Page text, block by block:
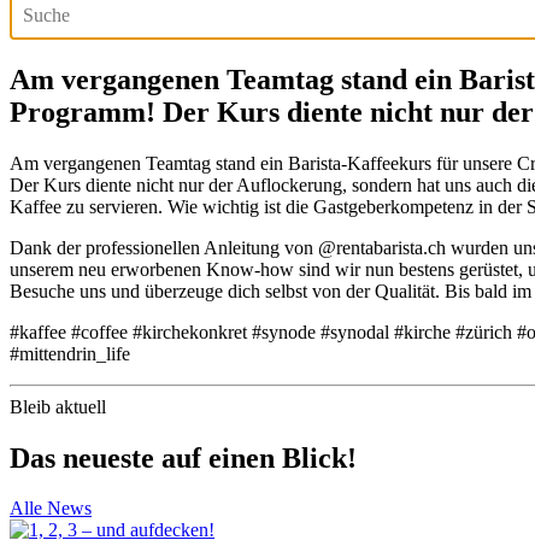
Am vergangenen Teamtag stand ein
Programm! Der Kurs diente nicht nur
Am vergangenen Teamtag stand ein Barista-Kaffeekurs für unsere
Der Kurs diente nicht nur der Auflockerung, sondern hat uns auch
Kaffee zu servieren. Wie wichtig ist die Gastgeberkompetenz in der
Dank der professionellen Anleitung von @rentabarista.ch wurden
unserem neu erworbenen Know-how sind wir nun bestens
Besuche uns und überzeuge dich selbst von der Qualität. Bis bald
#kaffee #coffee #kirchekonkret #synode #synodal #kirche #zürich
#mittendrin_life
Bleib aktuell
Das neueste auf einen Blick!
Alle News